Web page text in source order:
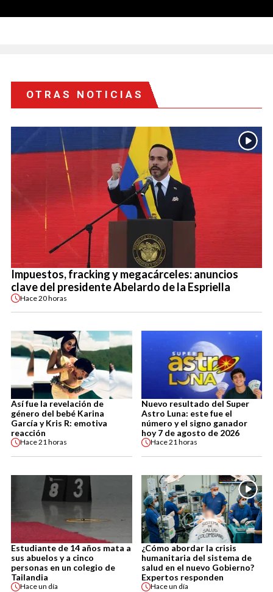
OTRAS NOTICIAS
Impuestos, fracking y megacárceles: anuncios
clave del presidente Abelardo de la Espriella
Hace20 horas
Así fue la revelación de
género del bebé Karina
García y Kris R: emotiva
reacción
Hace21 horas
Nuevo resultado del Super
Astro Luna: este fue el
número y el signo ganador
hoy 7 de agosto de 2026
Hace21 horas
Estudiante de 14 años mata a
sus abuelos y a cinco
personas en un colegio de
Tailandia
Haceun día
¿Cómo abordar la crisis
humanitaria del sistema de
salud en el nuevo Gobierno?
Expertos responden
Haceun día